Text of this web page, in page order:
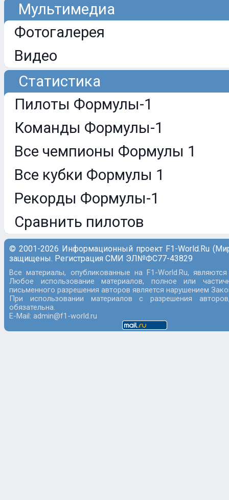
Мультимедиа
Фотогалерея
Видео
Статистика
Пилоты Формулы-1
Команды Формулы-1
Все чемпионы Формулы 1
Все кубки Формулы 1
Рекорды Формулы-1
Сравнить пилотов
© 2001-2026 Информационный проект F1-World.Ru
защищены. Регистрация СМИ ЭЛ№ФС77-43829
Все материалы, опубликованные на F1-World.Ru,
Любое использование материалов, полное или
письменного разрешения авторов является нарушением
При использовании материалов с разрешения
обязательна.
E-Mail: admin@f1-world.ru